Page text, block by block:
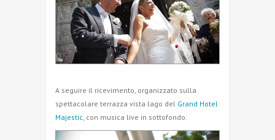
A seguire il ricevimento, organizzato sulla
spettacolare terrazza vista lago del Grand Hotel
Majestic, con musica live in sottofondo.